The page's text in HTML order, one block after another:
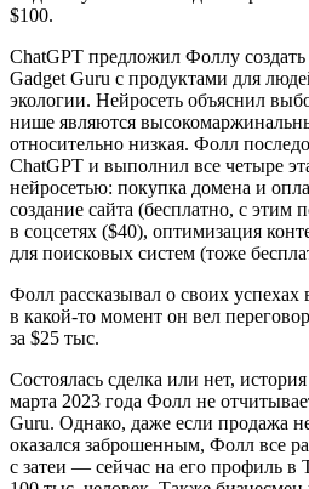
$100.
ChatGPT предложил Фоллу создать
Gadget Guru с продуктами для
экологии. Нейросеть объяснил
нише являются
относительно низкая. Фолл
ChatGPT и выполнил все четыре
нейросетью: покупка домена и
создание сайта (бесплатно, с этим
в соцсетях ($40), оптимизация
для поисковых систем (тоже
Фолл рассказывал о своих
в какой-то момент он вел
за $25 тыс.
Состоялась сделка или нет,
марта 2023 года Фолл не
Guru. Однако, даже если продажа
оказался заброшенным, Фолл все
с затеи — сейчас на его профиль в